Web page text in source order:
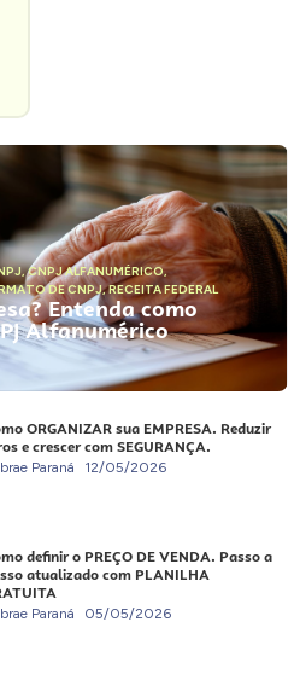
,CNPJ ALFANUMÉRICO,
DE CNPJ,RECEITA FEDERAL
Entenda como
Alfanumérico
ORGANIZAR sua EMPRESA. Reduzir
e crescer com SEGURANÇA.
Paraná 12/05/2026
definir o PREÇO DE VENDA. Passo a
atualizado com PLANILHA
Paraná 05/05/2026